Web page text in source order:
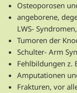
Osteoporosen
angeborene,
LWS-
Tumoren der
Schulter- Arm
Fehlbildungen z.
Amputationen
Frakturen, vor